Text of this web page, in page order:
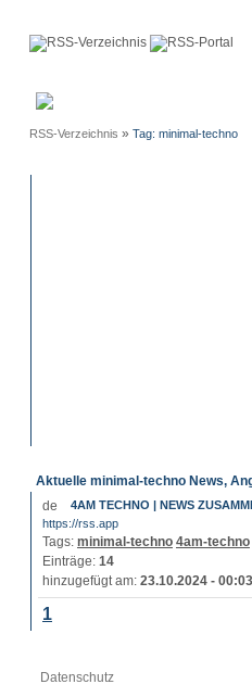
RSS-Verzeichnis » Tag: minimal-techno
Aktuelle minimal-techno News,
4AM TECHNO | NEWS
https://rss.app
Tags: minimal-techno 4am-techno
Einträge: 14
hinzugefügt am: 23.10.2024 -
1
Datenschutz